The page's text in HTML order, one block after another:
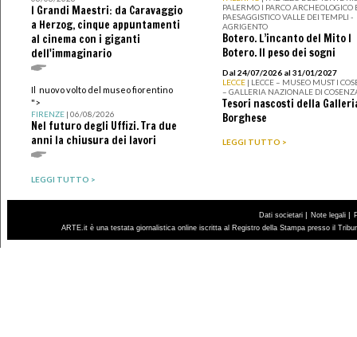
I Grandi Maestri: da Caravaggio
a Herzog, cinque appuntamenti
al cinema con i giganti
dell'immaginario
Il nuovo volto del museo fiorentino
">
FIRENZE| 06/08/2026
Nel futuro degli Uffizi. Tra due
anni la chiusura dei lavori
LEGGI TUTTO >
PALERMO I PARCO ARCHEOLOGICO
PAESAGGISTICO VALLE DEI TEMPLI -
AGRIGENTO
Botero. L’incanto del Mito I
Botero. Il peso dei sogni
Dal 24/07/2026 al 31/01/2027
LECCE | LECCE – MUSEO MUST I
– GALLERIA NAZIONALE DI
Tesori nascosti della
Borghese
LEGGI TUTTO >
Dati societari | Note legali |
ARTE.it è una testata giornalistica online iscritta al Registro della Stampa presso il